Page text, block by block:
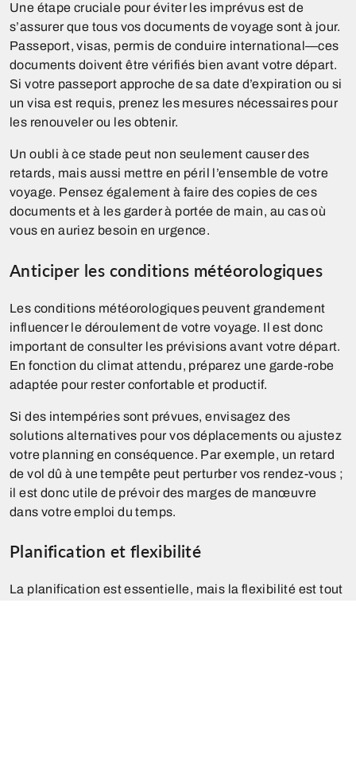
Une étape cruciale pour éviter les imprévus est de
s’assurer que tous vos documents de voyage sont à jour.
Passeport, visas, permis de conduire international—ces
documents doivent être vérifiés bien avant votre départ.
Si votre passeport approche de sa date d’expiration ou si
un visa est requis, prenez les mesures nécessaires pour
les renouveler ou les obtenir.
Un oubli à ce stade peut non seulement causer des
retards, mais aussi mettre en péril l’ensemble de votre
voyage. Pensez également à faire des copies de ces
documents et à les garder à portée de main, au cas où
vous en auriez besoin en urgence.
Anticiper les conditions météorologiques
Les conditions météorologiques peuvent grandement
influencer le déroulement de votre voyage. Il est donc
important de consulter les prévisions avant votre départ.
En fonction du climat attendu, préparez une garde-robe
adaptée pour rester confortable et productif.
Si des intempéries sont prévues, envisagez des
solutions alternatives pour vos déplacements ou ajustez
votre planning en conséquence. Par exemple, un retard
de vol dû à une tempête peut perturber vos rendez-vous ;
il est donc utile de prévoir des marges de manœuvre
dans votre emploi du temps.
Planification et flexibilité
La planification est essentielle, mais la flexibilité est tout